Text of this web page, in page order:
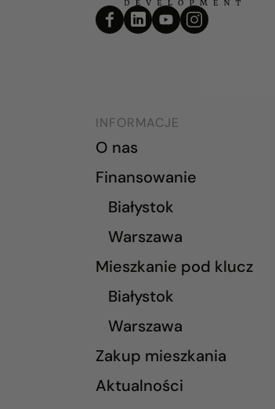
INFORMACJE
O nas
Finansowanie
Białystok
Warszawa
Mieszkanie pod klucz
Białystok
Warszawa
Zakup mieszkania
Aktualności